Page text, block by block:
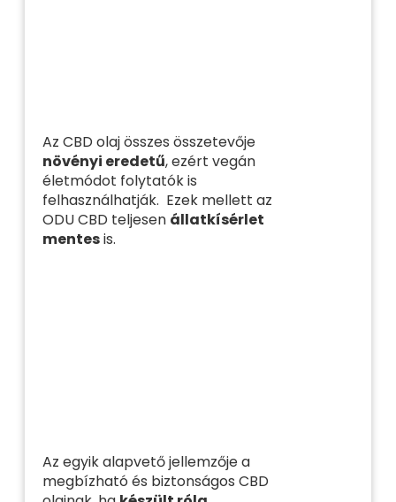
Az CBD olaj összes összetevője
növényi eredetű, ezért vegán
életmódot folytatók is
felhasználhatják. Ezek mellett az
ODU CBD teljesen állatkísérlet
mentesis.
Az egyik alapvető jellemzője a
megbízható és biztonságos CBD